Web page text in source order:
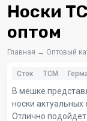
Носки
оптом
Главная → Оптовый
Сток TCM
В мешке
носки актуальных
Отлично